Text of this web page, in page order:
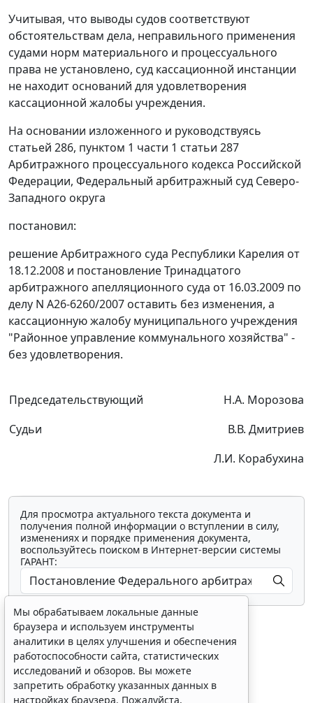
Учитывая, что выводы судов соответствуют
обстоятельствам дела, неправильного применения
судами норм материального и процессуального
права не установлено, суд кассационной инстанции
не находит оснований для удовлетворения
кассационной жалобы учреждения.
На основании изложенного и руководствуясь
статьей 286, пунктом 1 части 1 статьи 287
Арбитражного процессуального кодекса Российской
Федерации, Федеральный арбитражный суд Северо-
Западного округа
постановил:
решение Арбитражного суда Республики Карелия от
18.12.2008 и постановлениеТринадцатого
арбитражного апелляционного суда от 16.03.2009 по
делу N А26-6260/2007 оставить без изменения, а
кассационную жалобу муниципального учреждения
"Районное управление коммунального хозяйства" -
без удовлетворения.
Председательствующий
Н.А. Морозова
Судьи
В.В. Дмитриев
Л.И. Корабухина
Для просмотра актуального текста документа и
получения полной информации о вступлении в силу,
изменениях и порядке применения документа,
воспользуйтесь поиском в Интернет-версии системы
ГАРАНТ:
Показать все материалы
Мы обрабатываем локальные данные
браузера и используем инструменты
аналитики в целях улучшения и обеспечения
работоспособности сайта, статистических
исследований и обзоров. Вы можете
запретить обработку указанных данных в
настройках браузера. Пожалуйста,